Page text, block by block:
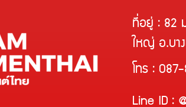
ที่อยู่ : 82
ใหญ่ อ.บา
โทร :
Line ID :